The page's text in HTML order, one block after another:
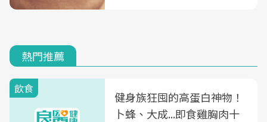
熱門推薦
飲食
健身族狂囤的高蛋白神物！
卜蜂、大成...即食雞胸肉十